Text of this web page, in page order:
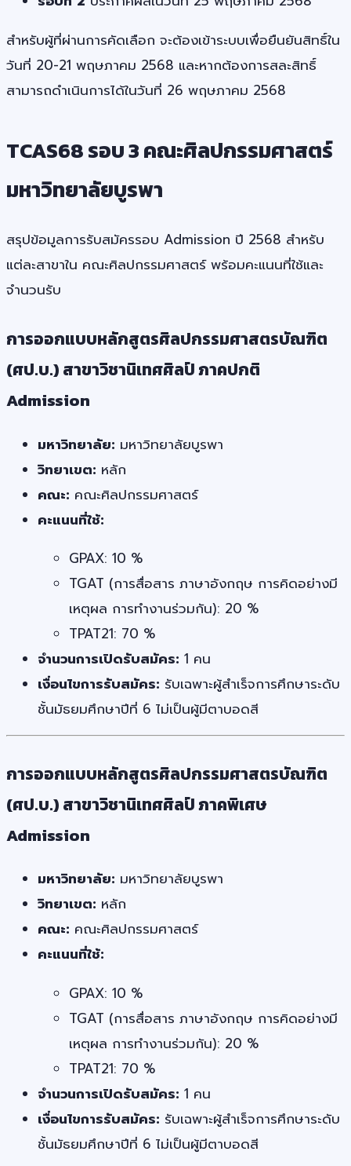
สำหรับผู้ที่ผ่านการคัดเลือก จะต้องเข้าระบบเพื่อยืนยันสิทธิ์ใน
วันที่ 20-21 พฤษภาคม 2568 และหากต้องการสละสิทธิ์
สามารถดำเนินการได้ในวันที่ 26 พฤษภาคม 2568
TCAS68 รอบ 3 คณะศิลปกรรมศาสตร์
มหาวิทยาลัยบูรพา
สรุปข้อมูลการรับสมัครรอบ Admission ปี 2568 สำหรับ
แต่ละสาขาใน คณะศิลปกรรมศาสตร์ พร้อมคะแนนที่ใช้และ
จำนวนรับ
การออกแบบหลักสูตรศิลปกรรมศาสตรบัณฑิต
(ศป.บ.) สาขาวิชานิเทศศิลป์ ภาคปกติ
Admission
มหาวิทยาลัย: มหาวิทยาลัยบูรพา
วิทยาเขต: หลัก
คณะ: คณะศิลปกรรมศาสตร์
คะแนนที่ใช้:
GPAX: 10 %
TGAT (การสื่อสาร ภาษาอังกฤษ การคิดอย่างมี
เหตุผล การทำงานร่วมกัน): 20 %
TPAT21: 70 %
จำนวนการเปิดรับสมัคร: 1 คน
เงื่อนไขการรับสมัคร: รับเฉพาะผู้สำเร็จการศึกษาระดับ
ชั้นมัธยมศึกษาปีที่ 6 ไม่เป็นผู้มีตาบอดสี
การออกแบบหลักสูตรศิลปกรรมศาสตรบัณฑิต
(ศป.บ.) สาขาวิชานิเทศศิลป์ ภาคพิเศษ
Admission
มหาวิทยาลัย: มหาวิทยาลัยบูรพา
วิทยาเขต: หลัก
คณะ: คณะศิลปกรรมศาสตร์
คะแนนที่ใช้:
GPAX: 10 %
TGAT (การสื่อสาร ภาษาอังกฤษ การคิดอย่างมี
เหตุผล การทำงานร่วมกัน): 20 %
TPAT21: 70 %
จำนวนการเปิดรับสมัคร: 1 คน
เงื่อนไขการรับสมัคร: รับเฉพาะผู้สำเร็จการศึกษาระดับ
ชั้นมัธยมศึกษาปีที่ 6 ไม่เป็นผู้มีตาบอดสี